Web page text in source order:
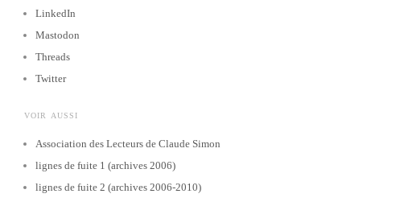
LinkedIn
Mastodon
Threads
Twitter
VOIR AUSSI
Association des Lecteurs de Claude Simon
lignes de fuite 1 (archives 2006)
lignes de fuite 2 (archives 2006-2010)